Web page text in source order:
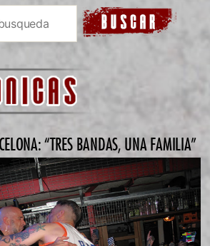
“TRES BANDAS, UNA FAMILIA”